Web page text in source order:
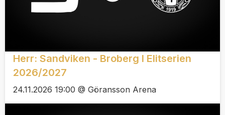
Herr: Sandviken - Broberg I Elitserien
2026/2027
24.11.2026 19:00 @ Göransson Arena